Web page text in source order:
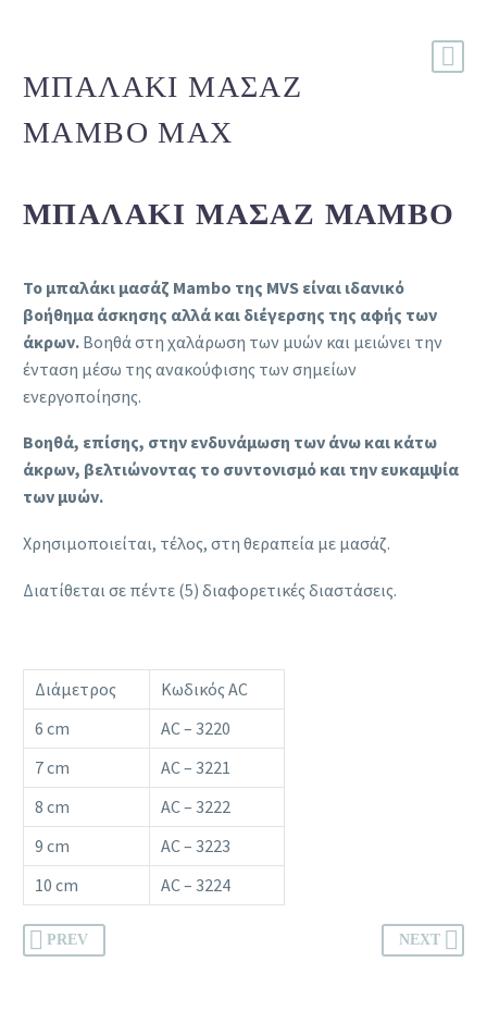
ΜΠΑΛΆΚΙ ΜΑΣΆΖ
MAMBO MAX
ΜΠΑΛΆΚΙ ΜΑΣΆΖ MAMBO
Το μπαλάκι μασάζ Mambo της MVS είναι ιδανικό
βοήθημα άσκησης αλλά και διέγερσης της αφής των
άκρων. Βοηθά στη χαλάρωση των μυών και μειώνει την
ένταση μέσω της ανακούφισης των σημείων
ενεργοποίησης.
Βοηθά, επίσης, στην ενδυνάμωση των άνω και κάτω
άκρων, βελτιώνοντας το συντονισμό και την ευκαμψία
των μυών.
Χρησιμοποιείται, τέλος, στη θεραπεία με μασάζ.
Διατίθεται σε πέντε (5) διαφορετικές διαστάσεις.
Διάμετρος
Κωδικός AC
6 cm
AC – 3220
7 cm
AC – 3221
8 cm
AC – 3222
9 cm
AC – 3223
10 cm
AC – 3224
PREV NEXT